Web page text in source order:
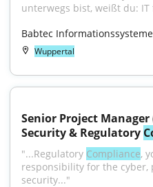
unterwegs bist, weißt du:
Babtec
Wuppertal
Senior Project
Security & Regulatory
"...Regulatory Compliance,
responsibility for the
security..."